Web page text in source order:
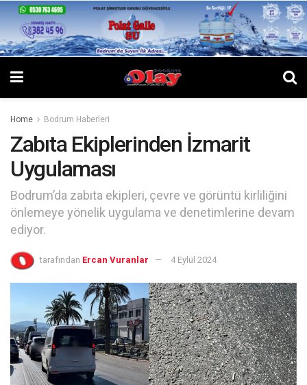
Home Bodrum Haberleri
Zabıta Ekiplerinden İzmarit
Uygulaması
Bodrum’da zabıta ekipleri, çevre ve görüntü kirliliğini
önlemeye yönelik uygulama ve denetimlerine devam
ediyor.
tarafından Ercan Vuranlar 4 Eylül 2024